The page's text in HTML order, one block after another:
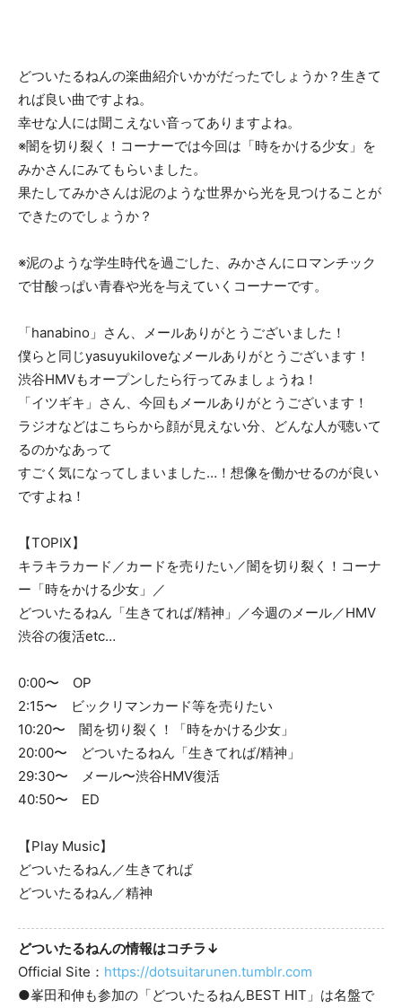
どついたるねんの楽曲紹介いかがだったでしょうか？生きて
れば良い曲ですよね。
幸せな人には聞こえない音ってありますよね。
※闇を切り裂く！コーナーでは今回は「時をかける少女」を
みかさんにみてもらいました。
果たしてみかさんは泥のような世界から光を見つけることが
できたのでしょうか？
※泥のような学生時代を過ごした、みかさんにロマンチック
で甘酸っぱい青春や光を与えていくコーナーです。
「hanabino」さん、メールありがとうございました！
僕らと同じyasuyukiloveなメールありがとうございます！
渋谷HMVもオープンしたら行ってみましょうね！
「イツギキ」さん、今回もメールありがとうございます！
ラジオなどはこちらから顔が見えない分、どんな人が聴いて
るのかなあって
すごく気になってしまいました…！想像を働かせるのが良い
ですよね！
【TOPIX】
キラキラカード／カードを売りたい／闇を切り裂く！コーナ
ー「時をかける少女」／
どついたるねん「生きてれば/精神」／今週のメール／HMV
渋谷の復活etc…
0:00〜 OP
2:15〜 ビックリマンカード等を売りたい
10:20〜 闇を切り裂く！「時をかける少女」
20:00〜 どついたるねん「生きてれば/精神」
29:30〜 メール〜渋谷HMV復活
40:50〜 ED
【Play Music】
どついたるねん／生きてれば
どついたるねん／精神
どついたるねんの情報はコチラ↓
Official Site： https://dotsuitarunen.tumblr.com
●峯田和伸も参加の「どついたるねんBEST HIT」は名盤で